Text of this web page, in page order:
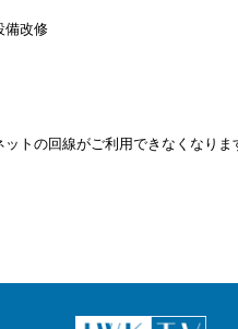
備改修
トの回線がご利用できなくなりま